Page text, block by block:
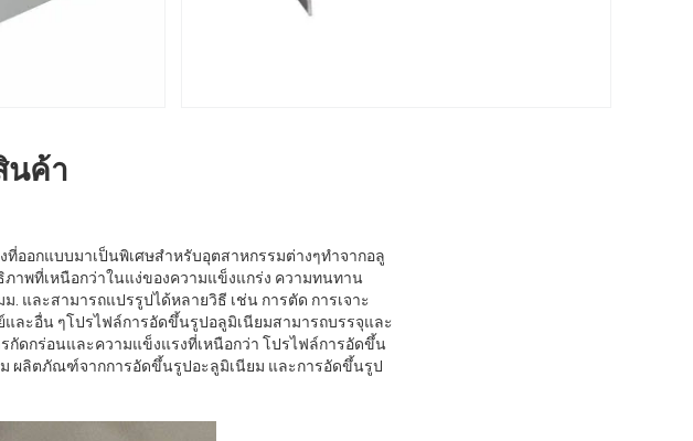
นค้า
ออกแบบมาเป็นพิเศษสำหรับอุตสาหกรรมต่างๆทำจากอลู
าพที่เหนือกว่าในแง่ของความแข็งแกร่ง ความทนทาน
และสามารถแปรรูปได้หลายวิธี เช่น การตัด การเจาะ
ละอื่น ๆโปรไฟล์การอัดขึ้นรูปอลูมิเนียมสามารถบรรจุและ
ดกร่อนและความแข็งแรงที่เหนือกว่า โปรไฟล์การอัดขึ้น
ผลิตภัณฑ์จากการอัดขึ้นรูปอะลูมิเนียม และการอัดขึ้นรูป